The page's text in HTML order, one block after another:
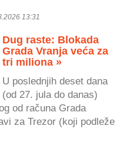
13:31
Dug raste: Blokada
Grada Vranja veća za
tri miliona »
U poslednjih deset dana
(od 27. jula do danas)
od računa Grada
za Trezor (koji podleže